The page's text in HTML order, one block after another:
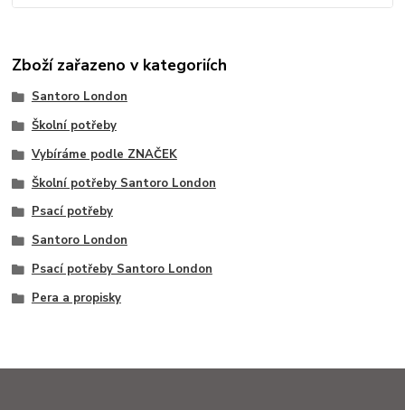
Zboží zařazeno v kategoriích
Santoro London
Školní potřeby
Vybíráme podle ZNAČEK
Školní potřeby Santoro London
Psací potřeby
Santoro London
Psací potřeby Santoro London
Pera a propisky